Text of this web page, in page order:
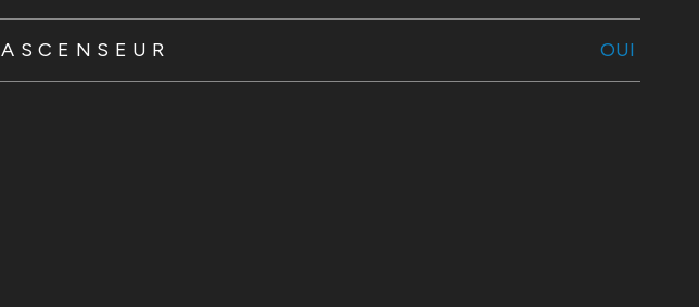
ASCENSEUR OUI